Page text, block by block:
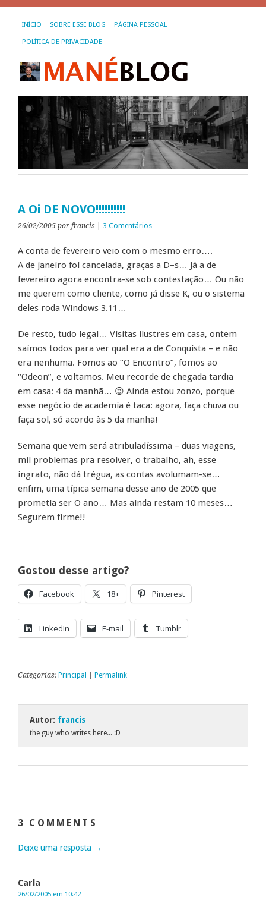
INÍCIO SOBRE ESSE BLOG PÁGINA PESSOAL
POLÍTICA DE PRIVACIDADE
A Oi DE NOVO!!!!!!!!!!
26/02/2005 por francis 3 Comentários
A conta de fevereiro veio com o mesmo erro….
A de janeiro foi cancelada, graças a D–s… Já a de
fevereiro agora encontra-se sob contestação… Ou não
me querem como cliente, como já disse K, ou o sistema
deles roda Windows 3.11…
De resto, tudo legal… Visitas ilustres em casa, ontem
saímos todos para ver qual era a de Conquista – e não
era nenhuma. Fomos ao “O Encontro”, fomos ao
“Odeon”, e voltamos. Meu recorde de chegada tardia
em casa: 4 da manhã… 😉 Ainda estou zonzo, porque
esse negócio de academia é taca: agora, faça chuva ou
faça sol, só acordo às 5 da manhã!
Semana que vem será atribuladíssima – duas viagens,
mil problemas pra resolver, o trabalho, ah, esse
ingrato, não dá trégua, as contas avolumam-se…
enfim, uma típica semana desse ano de 2005 que
prometia ser O ano… Mas ainda restam 10 meses…
Segurem firme!!
Gostou desse artigo?
Facebook 18+ Pinterest
LinkedIn E-mail Tumblr
Categorias: Principal Permalink
Autor: francis
the guy who writes here... :D
3 COMMENTS
Deixe uma resposta →
Carla
26/02/2005 em 10:42